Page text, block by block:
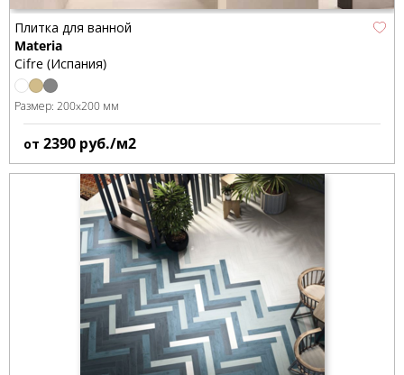
Плитка для ванной
Materia
Cifre (Испания)
Размер: 200x200 мм
от 2390 руб./м2